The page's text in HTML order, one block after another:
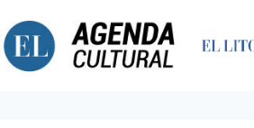
al
contenido